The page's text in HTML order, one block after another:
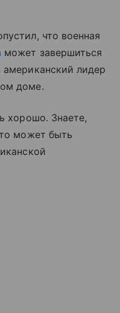
что военная
может завершиться
лидер
доме.
хорошо. Знаете,
может быть